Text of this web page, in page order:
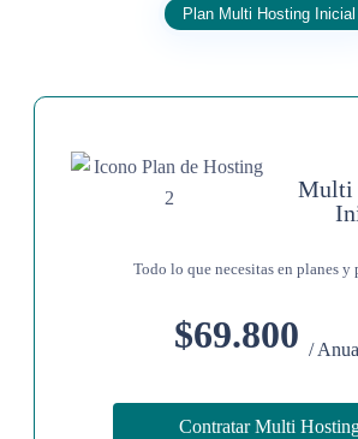
Plan Multi Hosting Inicial
Multi
Todo lo que necesitas en planes y
$69.800 /
Contratar Multi